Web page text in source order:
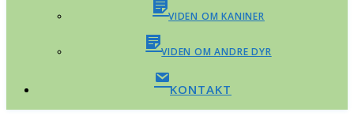
VIDEN OM KANINER
VIDEN OM ANDRE DYR
KONTAKT